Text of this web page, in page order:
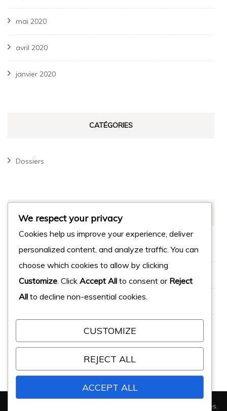
mai 2020
avril 2020
janvier 2020
CATÉGORIES
Dossiers
Connexion
Flux des commentaires
Site de WordPress-FR
. Tous droits réservés.
We respect your privacy
Cookies help us improve your experience, deliver
personalized content, and analyze traffic. You can
choose which cookies to allow by clicking
Customize . Click Accept All to consent or Reject
All to decline non-essential cookies.
CUSTOMIZE
REJECT ALL
ACCEPT ALL